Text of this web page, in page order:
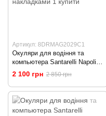
Артикул: 8DRMAG2029C1
Окуляри для водіння та
компьютера Santarelli Napoli
Mag2-29C1 (Drive Digital Blue
Blocker), помаранчеві з 2-ма
поляризаційними накладками
2 100 грн 2 850 грн